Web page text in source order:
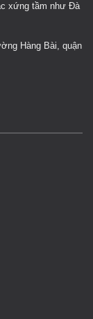
xứng tầm như Đà
Hàng Bài, quận